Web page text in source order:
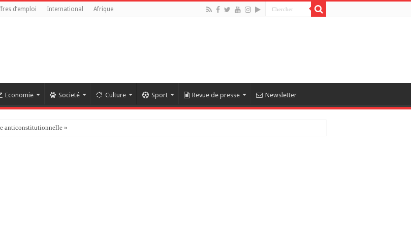
d’emploi International Afrique
Economie Societé Culture Sport Revue de presse Newsletter
anticonstitutionnelle »